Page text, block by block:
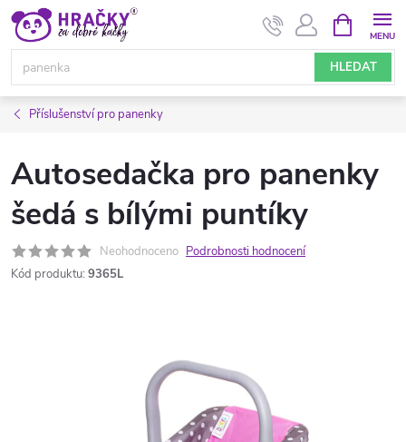
Přejít
obsah
HLEDAT
NÁKUPNÍ
KOŠÍK
Příslušenství pro panenky
Autosedačka pro panenky
šedá s bílými puntíky
Neohodnoceno Podrobnosti hodnocení
Kód produktu: 9365L